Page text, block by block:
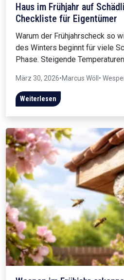
Haus im Frühjahr auf
Checkliste für Eigentümer
Warum der Frühjahrscheck so
des Winters beginnt für viele
Phase. Steigende
März 30, 2026•Marcus Wöll •
Weiterlesen